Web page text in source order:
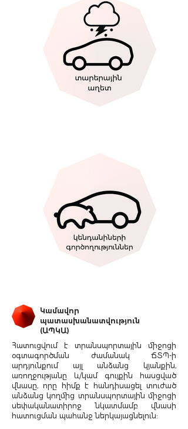
​Կամավոր
պատասխանատվություն
(ԱՊԿԱ)
Հատուցվում է տրանսպորտային միջոցի
օգտագործման ժամանակ ՃՏՊ-ի
արդյունքում այլ անձանց կյանքին,
առողջությանը և/կամ գույքին հասցված
վնասը, որը հիմք է հանդիսացել տուժած
անձանց կողմից տրանսպորտային միջոցի
սեփականատիրոջ նկատմամբ վնասի
հատուցման պահանջ ներկայացնելուն: